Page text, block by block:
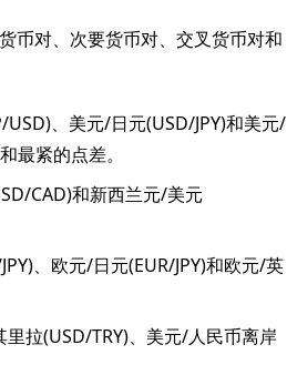
币对、次要货币对、交叉货币对和
、美元/日元(USD/JPY)和美元/
最紧的点差。
CAD)和新西兰元/美元
、欧元/日元(EUR/JPY)和欧元/英
拉(USD/TRY)、美元/人民币离岸